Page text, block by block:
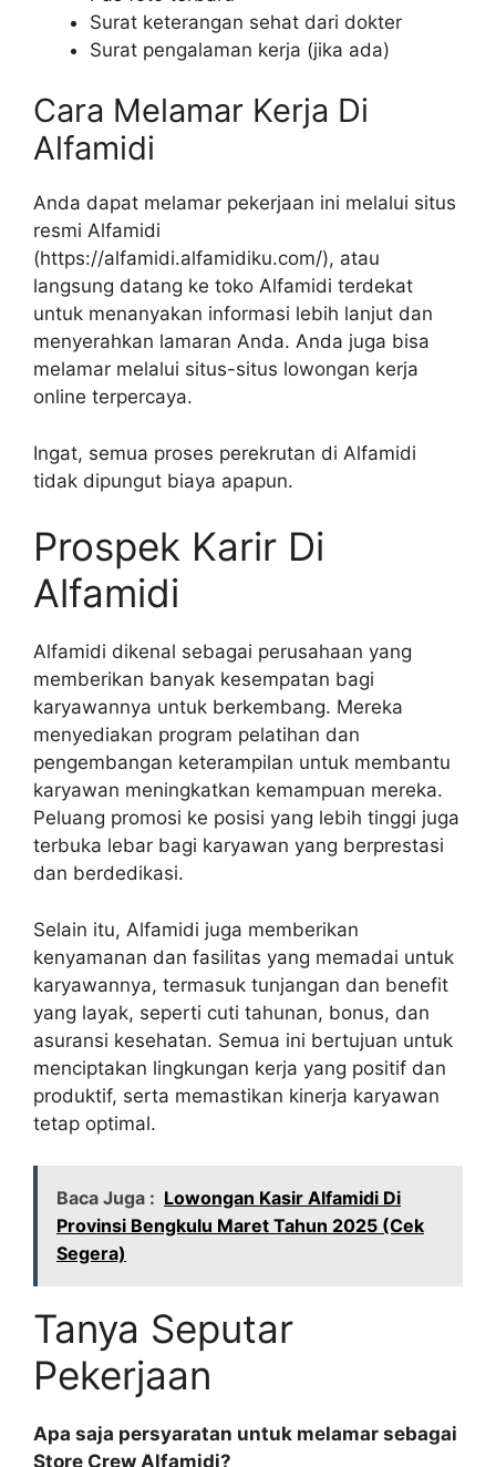
Surat keterangan sehat dari dokter
Surat pengalaman kerja (jika ada)
Cara Melamar Kerja Di
Alfamidi
Anda dapat melamar pekerjaan ini melalui situs
resmi Alfamidi
(https://alfamidi.alfamidiku.com/), atau
langsung datang ke toko Alfamidi terdekat
untuk menanyakan informasi lebih lanjut dan
menyerahkan lamaran Anda. Anda juga bisa
melamar melalui situs-situs lowongan kerja
online terpercaya.
Ingat, semua proses perekrutan di Alfamidi
tidak dipungut biaya apapun.
Prospek Karir Di
Alfamidi
Alfamidi dikenal sebagai perusahaan yang
memberikan banyak kesempatan bagi
karyawannya untuk berkembang. Mereka
menyediakan program pelatihan dan
pengembangan keterampilan untuk membantu
karyawan meningkatkan kemampuan mereka.
Peluang promosi ke posisi yang lebih tinggi juga
terbuka lebar bagi karyawan yang berprestasi
dan berdedikasi.
Selain itu, Alfamidi juga memberikan
kenyamanan dan fasilitas yang memadai untuk
karyawannya, termasuk tunjangan dan benefit
yang layak, seperti cuti tahunan, bonus, dan
asuransi kesehatan. Semua ini bertujuan untuk
menciptakan lingkungan kerja yang positif dan
produktif, serta memastikan kinerja karyawan
tetap optimal.
Baca Juga : Lowongan Kasir Alfamidi Di
Provinsi Bengkulu Maret Tahun 2025 (Cek
Segera)
Tanya Seputar
Pekerjaan
Apa saja persyaratan untuk melamar sebagai
Store Crew Alfamidi?